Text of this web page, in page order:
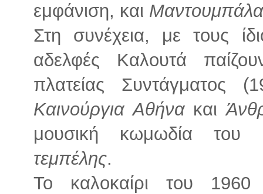
εμφάνιση, και Μαντουμπάλα
Στη συνέχεια, με τους
αδελφές Καλουτά
πλατείας Συντάγματος
Καινούργια Αθήνακαι
μουσική κωμωδία
τεμπέλης.
Το καλοκαίρι του